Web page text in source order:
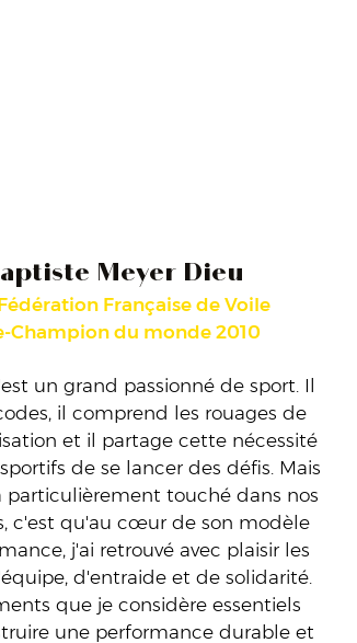
Meyer Dieu
Française de Voile
Champion du monde 2010
un grand passionné de sport. Il
il comprend les rouages de
et il partage cette nécessité
de se lancer des défis. Mais
particulièrement touché dans nos
c'est qu'au cœur de son modèle
j'ai retrouvé avec plaisir les
d'entraide et de solidarité.
que je considère essentiels
une performance durable et